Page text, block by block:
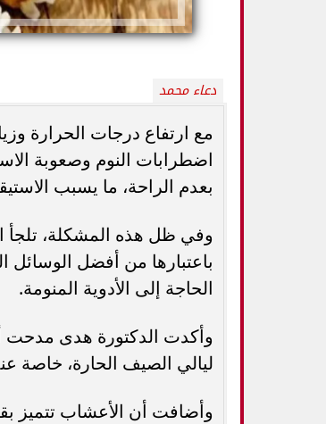
دعاء محمد
مع ارتفاع درجات الحرارة
اضطرابات النوم وصعوبة
بعدم الراحة، ما يسبب
وفي ظل هذه المشكلة، تلجأ
باعتبارها من أفضل
الحاجة إلى الأدوية المنومة.
وأكدت الدكتورة هدى مدحت
ليالي الصيف الحارة، خاصة
وأضافت أن الأعشاب تتميز
5 خطوات بسيطة تحميك من السكري
وأمراض القلب وارتفاع ضغط الدم